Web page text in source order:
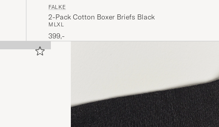
FALKE
2-Pack Cotton Boxer Briefs Black
M LXL
399,-